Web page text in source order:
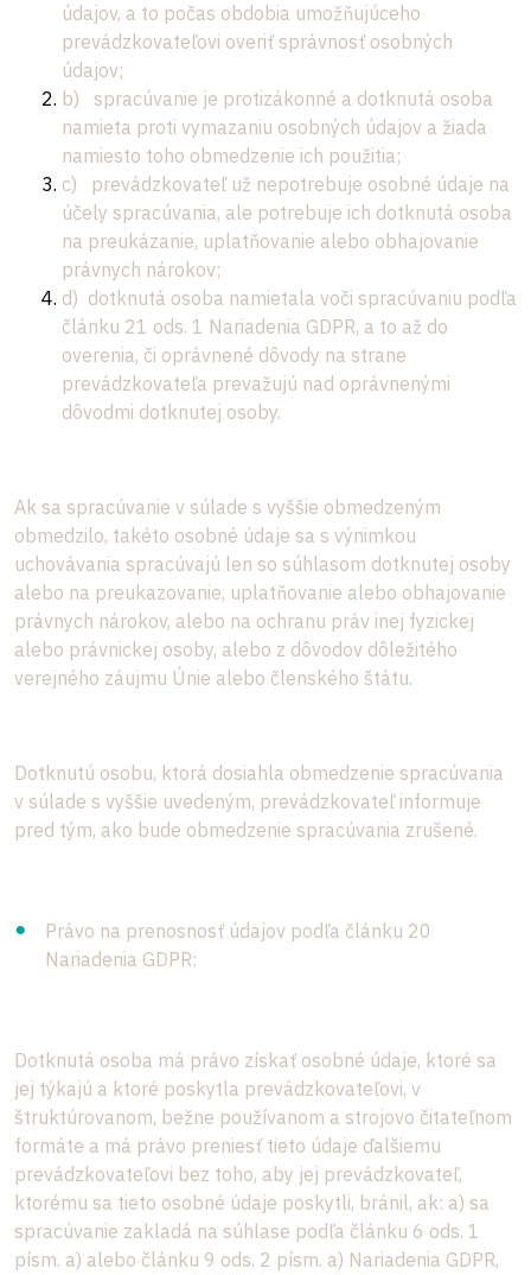
údajov, a to počas obdobia umožňujúceho
prevádzkovateľovi overiť správnosť osobných
údajov;
b) spracúvanie je protizákonné a dotknutá osoba
namieta proti vymazaniu osobných údajov a žiada
namiesto toho obmedzenie ich použitia;
c) prevádzkovateľ už nepotrebuje osobné údaje na
účely spracúvania, ale potrebuje ich dotknutá osoba
na preukázanie, uplatňovanie alebo obhajovanie
právnych nárokov;
d) dotknutá osoba namietala voči spracúvaniu podľa
článku 21 ods. 1 Nariadenia GDPR, a to až do
overenia, či oprávnené dôvody na strane
prevádzkovateľa prevažujú nad oprávnenými
dôvodmi dotknutej osoby.
Ak sa spracúvanie v súlade s vyššie obmedzeným
obmedzilo, takéto osobné údaje sa s výnimkou
uchovávania spracúvajú len so súhlasom dotknutej osoby
alebo na preukazovanie, uplatňovanie alebo obhajovanie
právnych nárokov, alebo na ochranu práv inej fyzickej
alebo právnickej osoby, alebo z dôvodov dôležitého
verejného záujmu Únie alebo členského štátu.
Dotknutú osobu, ktorá dosiahla obmedzenie spracúvania
v súlade s vyššie uvedeným, prevádzkovateľ informuje
pred tým, ako bude obmedzenie spracúvania zrušené.
Právo na prenosnosť údajov podľa článku 20
Nariadenia GDPR:
Dotknutá osoba má právo získať osobné údaje, ktoré sa
jej týkajú a ktoré poskytla prevádzkovateľovi, v
štruktúrovanom, bežne používanom a strojovo čitateľnom
formáte a má právo preniesť tieto údaje ďalšiemu
prevádzkovateľovi bez toho, aby jej prevádzkovateľ,
ktorému sa tieto osobné údaje poskytli, bránil, ak: a) sa
spracúvanie zakladá na súhlase podľa článku 6 ods. 1
písm. a) alebo článku 9 ods. 2 písm. a) Nariadenia GDPR,